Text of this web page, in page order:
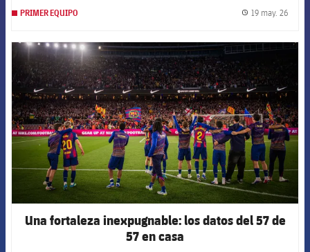
PRIMER EQUIPO 19 may. 26
FCB Barcelona badge
Una fortaleza inexpugnable: los datos del 57 de
57 en casa